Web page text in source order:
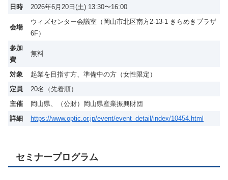
日時
2026年6月20日(土) 13:30〜16:00
会場
ウィズセンター会議室（岡山市北区南方2-13-1 きらめきプラザ
6F）
参加
費
無料
対象
起業を目指す方、準備中の方（女性限定）
定員
20名（先着順）
主催
岡山県、（公財）岡山県産業振興財団
詳細
https://www.optic.or.jp/event/event_detail/index/10454.html
セミナープログラム